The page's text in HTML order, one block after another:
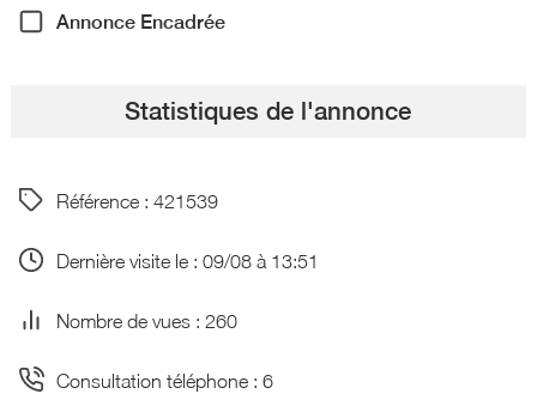
Annonce Encadrée
Statistiques de l'annonce
Référence : 421539
Dernière visite le : 09/08 à 13:51
Nombre de vues : 260
Consultation téléphone : 6